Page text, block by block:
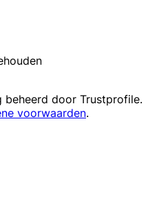
beheerd door Trustprofile.
voorwaarden.